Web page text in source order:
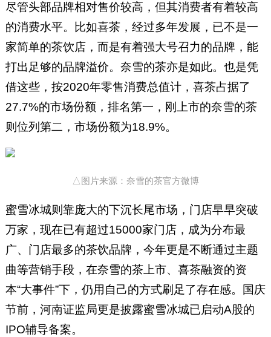
尽管头部品牌相对售价较高，但其消费者有着较高
的消费水平。比如喜茶，经过多年发展，已不是一
家简单的茶饮店，而是有着强大号召力的品牌，能
打出足够的品牌溢价。奈雪的茶亦是如此。也是凭
借这些，按2020年零售消费总值计，喜茶占据了
27.7%的市场份额，排名第一，刚上市的奈雪的茶
则位列第二，市场份额为18.9%。
△图片来源：奈雪的茶官方微博
蜜雪冰城则靠庞大的下沉长尾市场，门店早早突破
万家，现在已有超过15000家门店，成为分布最
广、门店最多的茶饮品牌，今年更是不断通过主题
曲等营销手段，在奈雪的茶上市、喜茶融资的资
本“大事件”下，仍用自己的方式刷足了存在感。国庆
节前，河南证监局更是披露蜜雪冰城已启动A股的
IPO辅导备案。